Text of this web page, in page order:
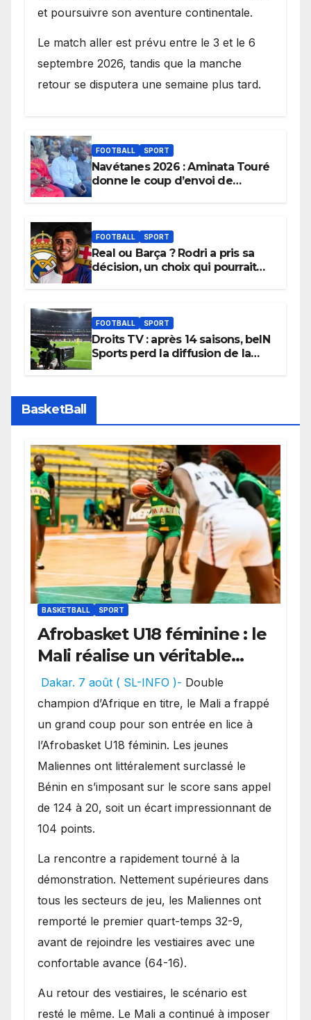
et poursuivre son aventure continentale.
Le match aller est prévu entre le 3 et le 6
septembre 2026, tandis que la manche
retour se disputera une semaine plus tard.
FOOTBALL SPORT
Navétanes 2026 : Aminata Touré
donne le coup d’envoi de
apaisées.
FOOTBALL SPORT
Real ou Barça ? Rodri a pris sa
décision, un choix qui pourrait
FOOTBALL SPORT
Droits TV : après 14 saisons, beIN
Sports perd la diffusion de la
BasketBall
BASKETBALL SPORT
Afrobasket U18 féminine : le
Mali réalise un véritable
festival offensif et inflige
une lourde défaite au
Bénin.
Dakar. 7 août ( SL-INFO )- Double
champion d’Afrique en titre, le Mali a frappé
un grand coup pour son entrée en lice à
l’Afrobasket U18 féminin. Les jeunes
Maliennes ont littéralement surclassé le
Bénin en s’imposant sur le score sans appel
de 124 à 20, soit un écart impressionnant de
104 points.
La rencontre a rapidement tourné à la
démonstration. Nettement supérieures dans
tous les secteurs de jeu, les Maliennes ont
remporté le premier quart-temps 32-9,
avant de rejoindre les vestiaires avec une
confortable avance (64-16).
Au retour des vestiaires, le scénario est
resté le même. Le Mali a continué à imposer